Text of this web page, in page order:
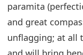
7
paramita
and great
unflagging; at all